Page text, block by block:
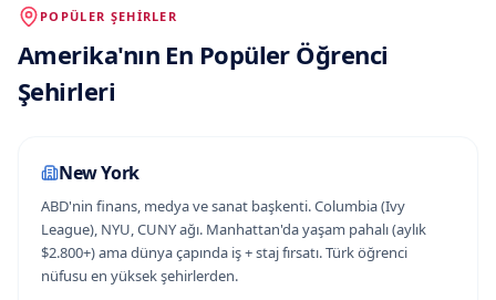
POPÜLER ŞEHIRLER
Amerika'nınEn Popüler Öğrenci
Şehirleri
New York
ABD'nin finans, medya ve sanat başkenti. Columbia (Ivy
League), NYU, CUNY ağı. Manhattan'da yaşam pahalı (aylık
$2.800+) ama dünya çapında iş + staj fırsatı. Türk öğrenci
nüfusu en yüksek şehirlerden.